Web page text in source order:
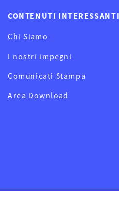
CONTENUTI INTERESSANTI
Chi Siamo
I nostri impegni
Comunicati Stampa
Area Download